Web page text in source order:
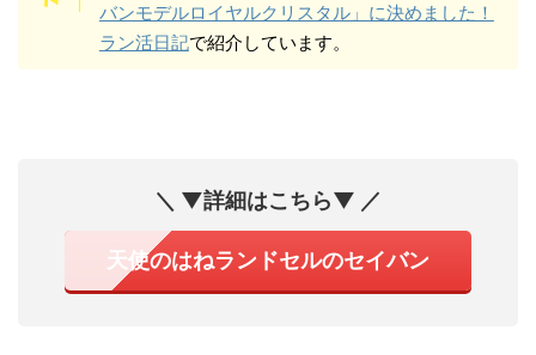
バンモデルロイヤルクリスタル」に決めました！
ラン活日記で紹介しています。
＼ ▼詳細はこちら▼ ／
天使のはねランドセルのセイバン